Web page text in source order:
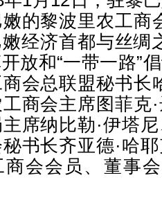
的黎波里农工商
经济首都与丝绸
放和“一带一路”
会总联盟秘书长
商会主席图菲克
席纳比勒·伊塔
书长齐亚德·哈
商会会员、董事